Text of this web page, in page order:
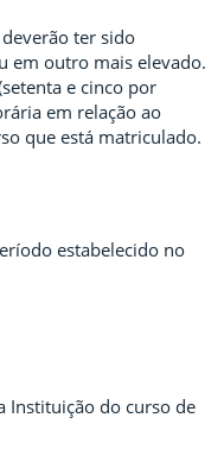
ter sido
em outro mais elevado.
e cinco por
em relação ao
que está matriculado.
estabelecido no
Instituição do curso de